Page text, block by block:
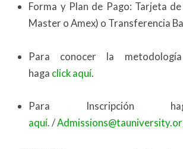
Forma y Plan de Pago: Tarjeta
Master o Amex) o Transferencia
Para conocer la
haga click aquí.
Para Inscripción
aquí. /